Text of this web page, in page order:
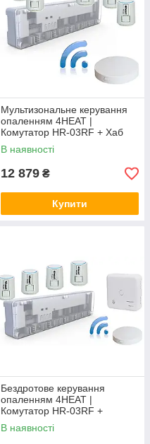
Мультизональне керування
опаленням 4HEAT |
Комутатор HR-03RF + Хаб
EGW01 + Сервопривод ATR
(8 шт.)
В наявності
12 879 ₴
Купити
Бездротове керування
опаленням 4HEAT |
Комутатор HR-03RF +
Приймач R06 + Хаб EGW01 +
Привод ATR (4 шт.)
В наявності